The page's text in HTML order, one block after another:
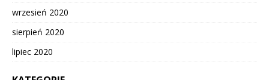
wrzesień 2020
sierpień 2020
lipiec 2020